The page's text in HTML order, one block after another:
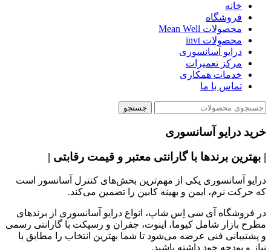
خانه
فروشگاه
محصولات Mean Well
محصولات invt
درایو آسانسوری
مرکز تعمیرات
خدمات همکاری
تماس با ما
جستجو
خرید درایو آسانسوری
| بهترین برندها با گارانتی معتبر و قیمت رقابتی |
درایو آسانسوری یکی از مهم‌ترین بخش‌های کنترل آسانسور است
که حرکت نرم، ایمن و بهینه کابین را تضمین می‌کند.
در فروشگاه آی سی اِس شاپ، انواع درایو آسانسوری از برندهای
مطرح بازار شامل کیوما، اینوت، جفران و رسپکت با گارانتی رسمی
و پشتیبانی فنی عرضه می‌شود تا شما بهترین انتخاب را مطابق با
نیاز و بودجه خود داشته باشید.